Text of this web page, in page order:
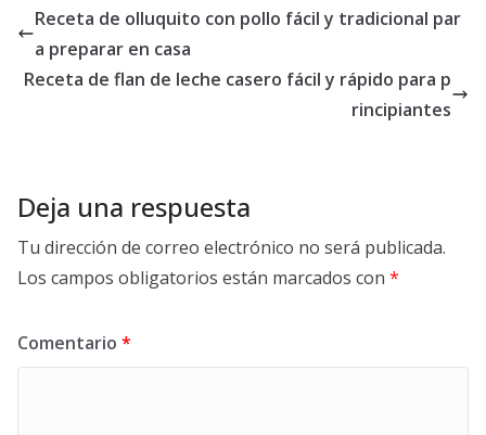
Receta de olluquito con pollo fácil y tradicional par
a preparar en casa
Receta de flan de leche casero fácil y rápido para p
rincipiantes
Deja una respuesta
Tu dirección de correo electrónico no será publicada.
Los campos obligatorios están marcados con *
Comentario *